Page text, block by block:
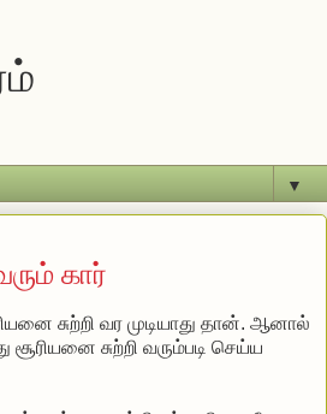
▼
கார்
சுற்றி வர முடியாது தான். ஆனால்
சூரியனை சுற்றி வரும்படி செய்ய